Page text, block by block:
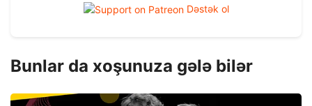
Dəstək ol
Bunlar da xoşunuza gələ bilər